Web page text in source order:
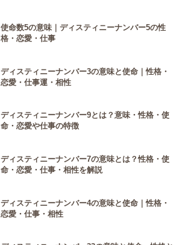
使命数5の意味｜ディスティニーナンバー5の性
格・恋愛・仕事
ディスティニーナンバー3の意味と使命｜性格・
恋愛・仕事運・相性
ディスティニーナンバー9とは？意味・性格・使
命・恋愛や仕事の特徴
ディスティニーナンバー7の意味とは？性格・使
命・恋愛・仕事・相性を解説
ディスティニーナンバー4の意味と使命｜性格・
恋愛・仕事・相性